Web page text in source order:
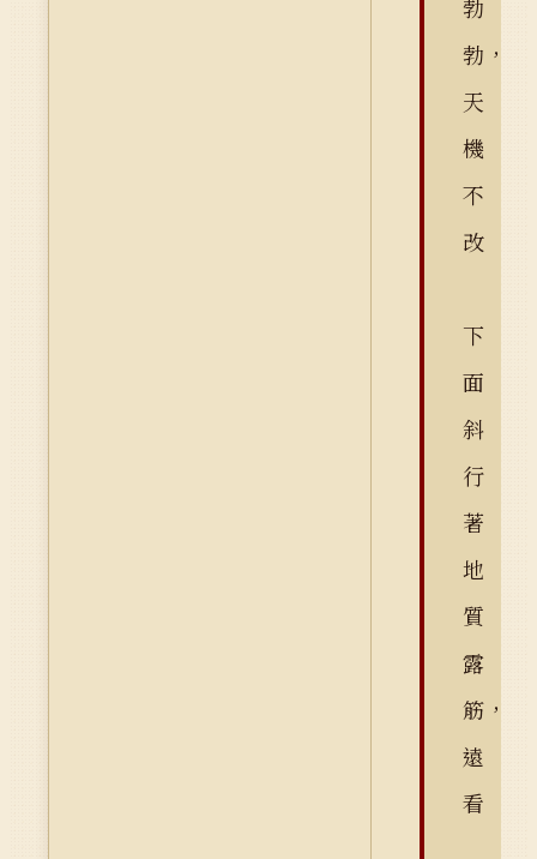
勃
勃，
天
機
不
改
下
面
斜
行
著
地
質
露
筋，
遠
看